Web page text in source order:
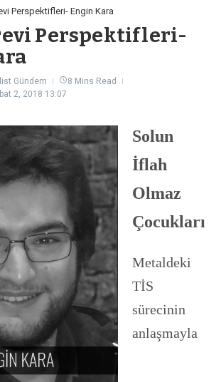
Perspektifleri- Engin Kara
Perspektifleri-
Gündem
8 Mins Read
2, 2018 13:07
Solun
İflah
Olmaz
Çocukları
Metaldeki
TİS
sürecinin
anlaşmayla